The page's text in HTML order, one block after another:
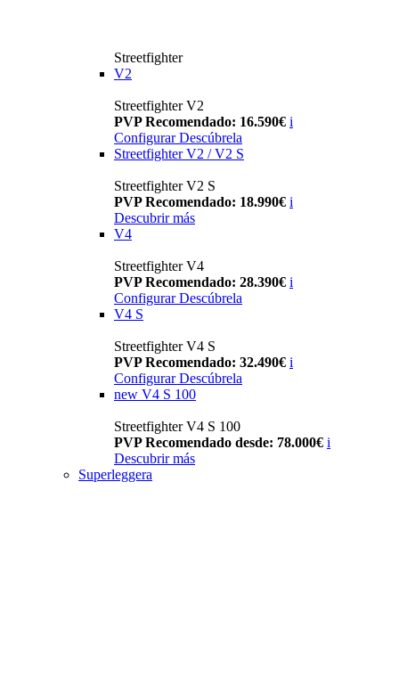
Streetfighter
V2
Streetfighter V2
PVP Recomendado: 16.590€ i
Configurar Descúbrela
Streetfighter V2 / V2 S
Streetfighter V2 S
PVP Recomendado: 18.990€ i
Descubrir más
V4
Streetfighter V4
PVP Recomendado: 28.390€ i
Configurar Descúbrela
V4 S
Streetfighter V4 S
PVP Recomendado: 32.490€ i
Configurar Descúbrela
new V4 S 100
Streetfighter V4 S 100
PVP Recomendado desde: 78.000€ i
Descubrir más
Superleggera